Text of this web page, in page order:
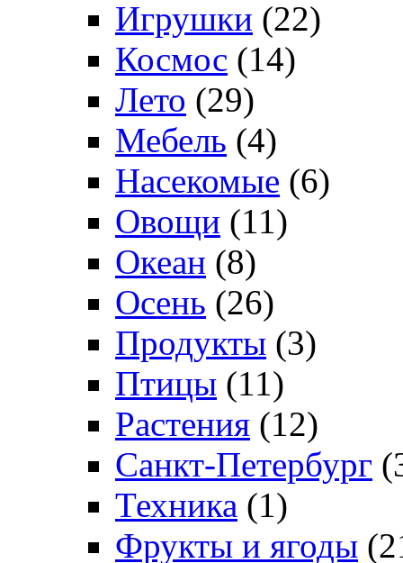
Игрушки (22)
Космос (14)
Лето (29)
Мебель (4)
Насекомые (6)
Овощи (11)
Океан (8)
Осень (26)
Продукты (3)
Птицы (11)
Растения (12)
Санкт-Петербург
Техника (1)
Фрукты и ягоды